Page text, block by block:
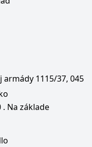
armády 1115/37, 045
. Na základe